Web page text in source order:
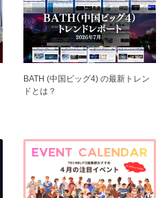
BATH (中国ビッグ4) の最新トレン
ドとは？